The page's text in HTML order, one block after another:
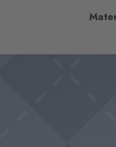
Mit ihrem ikonischen